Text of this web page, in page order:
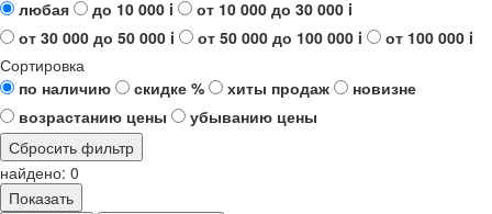
любая
до 10 000 i от 10 000 до 30 000 i
от 30 000 до 50 000 i от 50 000 до 100 000 i от 100 000 i
Сортировка
по наличию
скидке % хиты продаж
новизне
возрастанию цены
убыванию цены
Сбросить фильтр
найдено: 0
Показать